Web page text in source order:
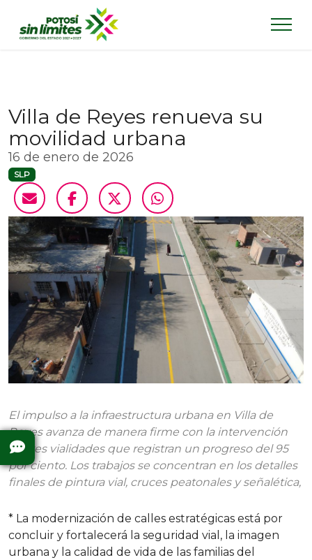
Villa de Reyes renueva su
movilidad urbana
16 de enero de 2026
SLP
El impulso a la infraestructura urbana en Villa de
Reyes avanza de manera firme con la intervención
de tres vialidades que registran un progreso del 95
por ciento. Los trabajos se concentran en los detalles
finales de pintura vial, cruces peatonales y señalética,
* La modernización de calles estratégicas está por
concluir y fortalecerá la seguridad vial, la imagen
urbana y la calidad de vida de las familias del